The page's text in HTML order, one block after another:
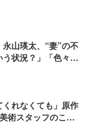
永山瑛太、“妻”の不
状況？」「色々パ
れなくても」原作
術スタッフのこだ